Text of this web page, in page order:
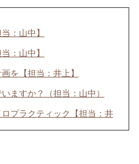
：山中】
：山中】
を【担当：井上】
ますか？（担当：山中）
プラクティック【担当：井